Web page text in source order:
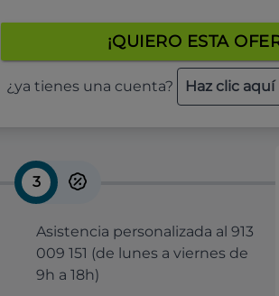
¡QUIERO ESTA
¿ya tienes una cuenta? Haz clic
3
Asistencia personalizada al 913
009 151 (de lunes a viernes de
9h a 18h)